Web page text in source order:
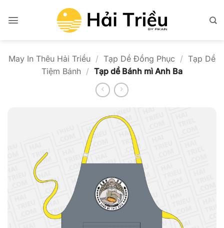
qua
May In Thêu Hải Triều / Tạp Dề Đồng Phục / Tạp Dề
Tiệm Bánh / Tạp dề Bánh mì Anh Ba